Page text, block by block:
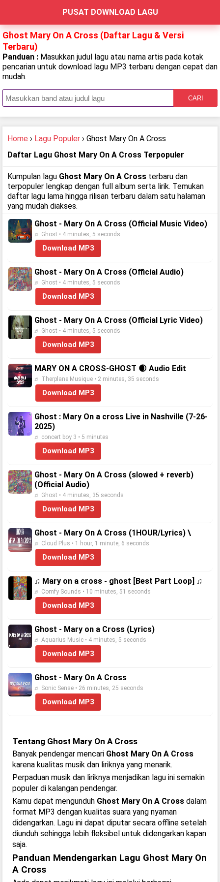
PUSAT DOWNLOAD LAGU
Ghost Mary On A Cross (Daftar Lagu & Versi
Terbaru)
Panduan : Masukkan judul lagu atau nama artis pada kotak
pencarian untuk download lagu MP3 terbaru dengan cepat dan
mudah.
CARI
Home › Lagu Populer › Ghost Mary On A Cross
Daftar Lagu Ghost Mary On A Cross Terpopuler
Kumpulan lagu Ghost Mary On A Cross terbaru dan
terpopuler lengkap dengan full album serta lirik. Temukan
daftar lagu lama hingga rilisan terbaru dalam satu halaman
yang mudah diakses.
Ghost - Mary On A Cross (Official Music Video)
♬ Ghost • 4 minutes, 5 seconds
Download MP3
Ghost - Mary On A Cross (Official Audio)
♬ Ghost • 4 minutes, 5 seconds
Download MP3
Ghost - Mary On A Cross (Official Lyric Video)
♬ Ghost • 4 minutes, 5 seconds
Download MP3
MARY ON A CROSS-GHOST 🌒 Audio Edit
♬ Therplane Musique • 2 minutes, 35 seconds
Download MP3
Ghost : Mary On a cross Live in Nashville (7-26-
2025)
♬ concert boy 3 • 5 minutes
Download MP3
Ghost - Mary On A Cross (slowed + reverb)
(Official Audio)
♬ Ghost • 4 minutes, 35 seconds
Download MP3
Ghost - Mary On A Cross (1HOUR/Lyrics) \
♬ Cloud Plus • 1 hour, 1 minute, 6 seconds
Download MP3
♫ Mary on a cross - ghost [Best Part Loop] ♫
♬ Comfy Sounds • 10 minutes, 51 seconds
Download MP3
Ghost - Mary on a Cross (Lyrics)
♬ Aquarius Music • 4 minutes, 5 seconds
Download MP3
Ghost - Mary On A Cross
♬ Sonic Sense • 26 minutes, 25 seconds
Download MP3
Tentang Ghost Mary On A Cross
Banyak pendengar mencari Ghost Mary On A Cross
karena kualitas musik dan liriknya yang menarik.
Perpaduan musik dan liriknya menjadikan lagu ini semakin
populer di kalangan pendengar.
Kamu dapat mengunduh Ghost Mary On A Cross dalam
format MP3 dengan kualitas suara yang nyaman
didengarkan. Lagu ini dapat diputar secara offline setelah
diunduh sehingga lebih fleksibel untuk didengarkan kapan
saja.
Panduan Mendengarkan Lagu Ghost Mary On
A Cross